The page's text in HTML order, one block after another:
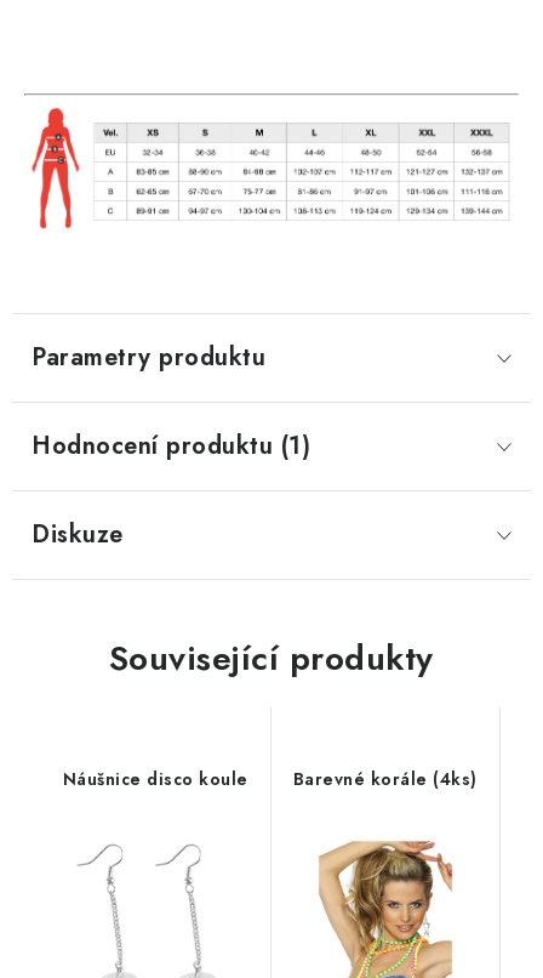
Parametry produktu
Hodnocení produktu (1)
Diskuze
Související produkty
Náušnice disco koule Barevné korále (4ks)